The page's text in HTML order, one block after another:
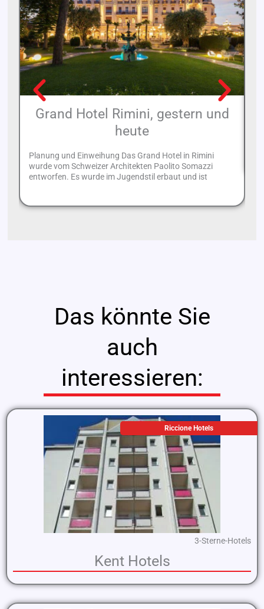
Grand Hotel Rimini, gestern und
heute
Planung und Einweihung Das Grand Hotel in Rimini
wurde vom Schweizer Architekten Paolito Somazzi
entworfen. Es wurde im Jugendstil erbaut und ist
Das könnte Sie
auch
interessieren:
Riccione Hotels
3-Sterne-Hotels
Kent Hotels